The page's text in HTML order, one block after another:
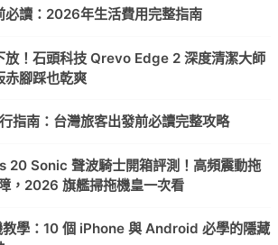
必讀：2026年生活費用完整指南
放！石頭科技 Qrevo Edge 2 深度清潔大師
赤腳踩也乾爽
指南：台灣旅客出發前必讀完整攻略
20 Sonic 聲波騎士開箱評測！高頻震動拖
，2026 旗艦掃拖機皇一次看
學：10 個 iPhone 與 Android 必學的隱藏